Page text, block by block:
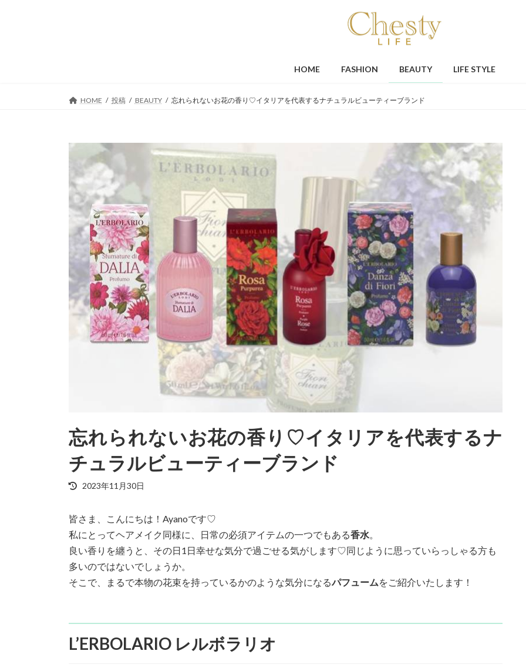
HOME FASHION BEAUTY LIFE STYLE
HOME 投稿 BEAUTY 忘れられないお花の香り♡イタリアを代表するナチュラルビューティーブランド
忘れられないお花の香り♡イタリアを代表するナ
チュラルビューティーブランド
最
新
時
:
2023年11月30日
皆さま、こんにちは！Ayanoです♡
私にとってヘアメイク同様に、日常の必須アイテムの一つでもある香水。
良い香りを纏うと、その日1日幸せな気分で過ごせる気がします♡同じように思っていらっしゃる方も
多いのではないでしょうか。
そこで、まるで本物の花束を持っているかのような気分になるパフュームをご紹介いたします！
L’ERBOLARIO レルボラリオ